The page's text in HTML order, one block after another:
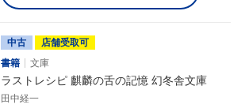
中古
店舗受取可
書籍
文庫
ラストレシピ 麒麟の舌の記憶 幻冬舎文庫
田中経一